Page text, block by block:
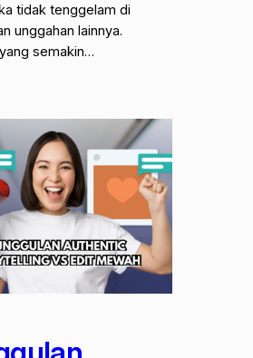
tidak tenggelam di
unggahan lainnya.
semakin…